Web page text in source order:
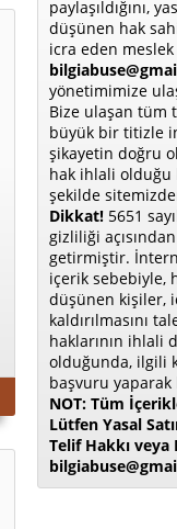
paylaşıldığını,
düşünen hak
icra eden
yönetimimize
Bize ulaşan tüm
büyük bir titizle
şikayetin doğru
hak ihlali
şekilde
Dikkat! 5651
gizliliği
getirmiştir.
içerik sebebiyle,
düşünen kişiler,
kaldırılmasını
haklarının ihlali
olduğunda, ilgili
başvuru
NOT: Tüm
Lütfen Yasal
Telif Hakkı